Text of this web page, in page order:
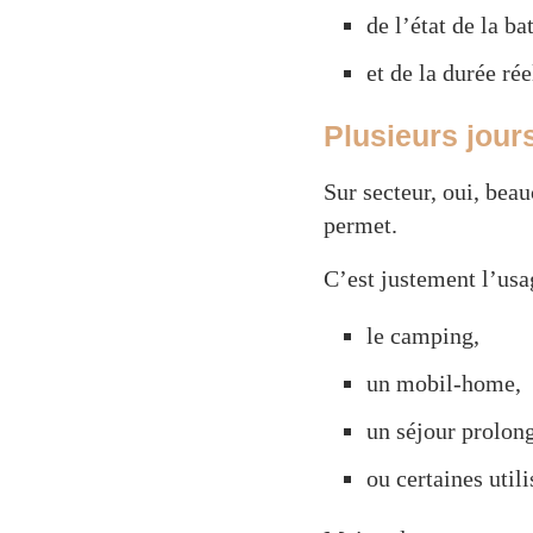
de l’état de la
et de la durée
Plusieurs
Sur secteur, oui,
permet.
C’est justement
le camping,
un mobil-home,
un séjour
ou certaines